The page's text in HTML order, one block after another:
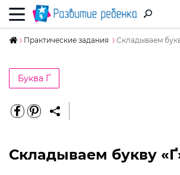
Практические задания Складываем
Буква Ґ
Складываем букву